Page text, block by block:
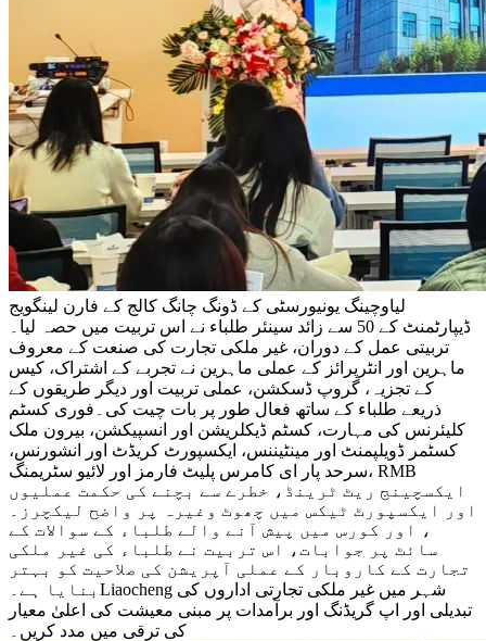
لیاوچینگ یونیورسٹی کے ڈونگ چانگ کالج کے فارن لینگویج
ڈیپارٹمنٹ کے 50 سے زائد سینئر طلباء نے اس تربیت میں حصہ لیا۔
تربیتی عمل کے دوران، غیر ملکی تجارت کی صنعت کے معروف
ماہرین اور انٹرپرائز کے عملی ماہرین نے تجربے کے اشتراک، کیس
کے تجزیہ، گروپ ڈسکشن، عملی تربیت اور دیگر طریقوں کے
ذریعے طلباء کے ساتھ فعال طور پر بات چیت کی۔فوری کسٹم
کلیئرنس کی مہارت، کسٹم ڈیکلریشن اور انسپیکشن، بیرون ملک
کسٹمر ڈویلپمنٹ اور مینٹیننس، ایکسپورٹ کریڈٹ اور انشورنس،
سرحد پار ای کامرس پلیٹ فارمز اور لائیو سٹریمنگ، RMB
ایکسچینج ریٹ ٹرینڈ، خطرے سے بچنے کی حکمت عملیوں
اور ایکسپورٹ ٹیکس میں چھوٹ وغیرہ پر واضح لیکچرز۔
، اور کورس میں پیش آنے والے طلباء کے سوالات کے
سائٹ پر جوابات، اس تربیت نے طلباء کی غیر ملکی
تجارت کے کاروبار کے عملی آپریشن کی صلاحیت کو بہتر
بنایا ہے۔Liaocheng شہر میں غیر ملکی تجارتی اداروں کی
تبدیلی اور اپ گریڈنگ اور برآمدات پر مبنی معیشت کی اعلیٰ معیار
کی ترقی میں مدد کریں۔